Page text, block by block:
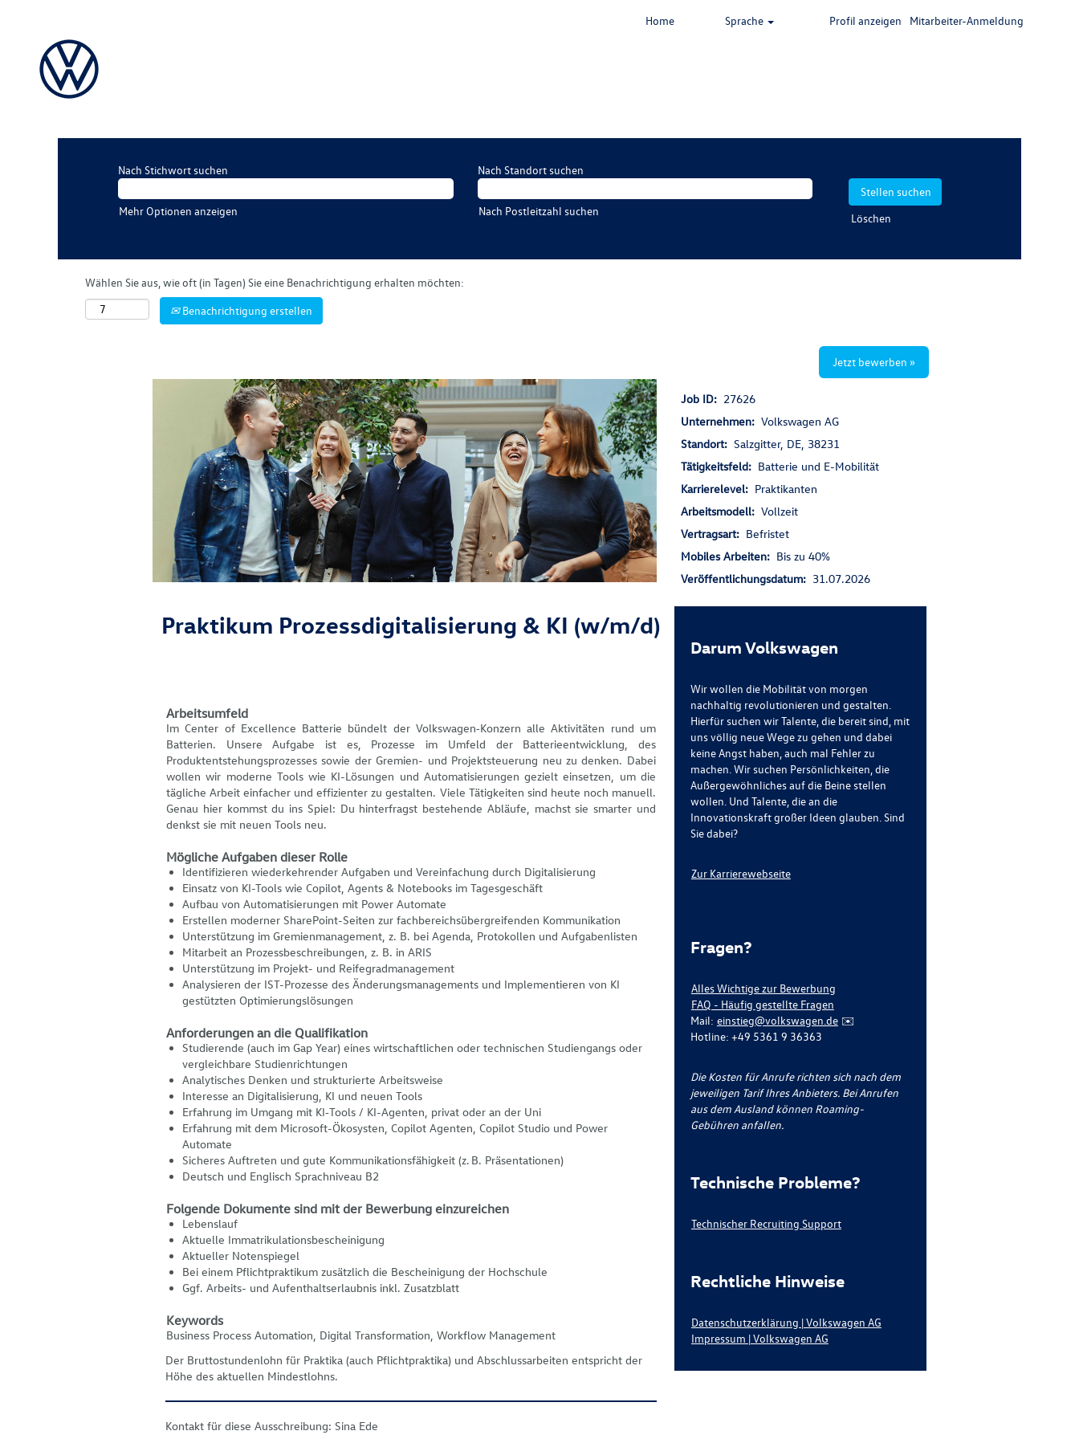
Home Sprache Profil anzeigen Mitarbeiter-Anmeldung
Nach Stichwort suchen Nach Standort suchen
Nach Postleitzahl suchen
Mehr Optionen anzeigen
Löschen
Wählen Sie aus, wie oft (in Tagen) Sie eine Benachrichtigung erhalten möchten:
Benachrichtigung erstellen
Jetzt bewerben »
Praktikum Prozessdigitalisierung & KI (w/m/d)
Arbeitsumfeld
Im Center of Excellence Batterie bündelt der Volkswagen‑Konzern alle Aktivitäten rund um
Batterien. Unsere Aufgabe ist es, Prozesse im Umfeld der Batterieentwicklung, des
Produktentstehungsprozesses sowie der Gremien- und Projektsteuerung neu zu denken. Dabei
wollen wir moderne Tools wie KI-Lösungen und Automatisierungen gezielt einsetzen, um die
tägliche Arbeit einfacher und effizienter zu gestalten. Viele Tätigkeiten sind heute noch manuell.
Genau hier kommst du ins Spiel: Du hinterfragst bestehende Abläufe, machst sie smarter und
denkst sie mit neuen Tools neu.
Mögliche Aufgaben dieser Rolle
Identifizieren wiederkehrender Aufgaben und Vereinfachung durch Digitalisierung
Einsatz von KI-Tools wie Copilot, Agents & Notebooks im Tagesgeschäft
Aufbau von Automatisierungen mit Power Automate
Erstellen moderner SharePoint-Seiten zur fachbereichsübergreifenden Kommunikation
Unterstützung im Gremienmanagement, z. B. bei Agenda, Protokollen und Aufgabenlisten
Mitarbeit an Prozessbeschreibungen, z. B. in ARIS
Unterstützung im Projekt- und Reifegradmanagement
Analysieren der IST-Prozesse des Änderungsmanagements und Implementieren von KI
gestützten Optimierungslösungen
Anforderungen an die Qualifikation
Studierende (auch im Gap Year) eines wirtschaftlichen oder technischen Studiengangs oder
vergleichbare Studienrichtungen
Analytisches Denken und strukturierte Arbeitsweise
Interesse an Digitalisierung, KI und neuen Tools
Erfahrung im Umgang mit KI‑Tools / KI-Agenten, privat oder an der Uni
Erfahrung mit dem Microsoft-Ökosysten, Copilot Agenten, Copilot Studio und Power
Automate
Sicheres Auftreten und gute Kommunikationsfähigkeit (z. B. Präsentationen)
Deutsch und Englisch Sprachniveau B2
Folgende Dokumente sind mit der Bewerbung einzureichen
Lebenslauf
Aktuelle Immatrikulationsbescheinigung
Aktueller Notenspiegel
Bei einem Pflichtpraktikum zusätzlich die Bescheinigung der Hochschule
Ggf. Arbeits- und Aufenthaltserlaubnis inkl. Zusatzblatt
Keywords
Business Process Automation, Digital Transformation, Workflow Management
Der Bruttostundenlohn für Praktika (auch Pflichtpraktika) und Abschlussarbeiten entspricht der
Höhe des aktuellen Mindestlohns.
Kontakt für diese Ausschreibung: Sina Ede
Job ID: 27626
Unternehmen: Volkswagen AG
Standort: Salzgitter, DE, 38231
Tätigkeitsfeld: Batterie und E-Mobilität
Karrierelevel: Praktikanten
Arbeitsmodell: Vollzeit
Vertragsart: Befristet
Mobiles Arbeiten: Bis zu 40%
Veröffentlichungsdatum: 31.07.2026
Darum Volkswagen
Wir wollen die Mobilität von morgen
nachhaltig revolutionieren und gestalten.
Hierfür suchen wir Talente, die bereit sind, mit
uns völlig neue Wege zu gehen und dabei
keine Angst haben, auch mal Fehler zu
machen. Wir suchen Persönlichkeiten, die
Außergewöhnliches auf die Beine stellen
wollen. Und Talente, die an die
Innovationskraft großer Ideen glauben. Sind
Sie dabei?
Zur Karrierewebseite
Fragen?
Alles Wichtige zur Bewerbung
FAQ - Häufig gestellte Fragen
Mail: einstieg@volkswagen.de ✉️
Hotline: +49 5361 9 36363
Die Kosten für Anrufe richten sich nach dem
jeweiligen Tarif Ihres Anbieters. Bei Anrufen
aus dem Ausland können Roaming-
Gebühren anfallen.
Technische Probleme?
Technischer Recruiting Support
Rechtliche Hinweise
Datenschutzerklärung | Volkswagen AG
Impressum | Volkswagen AG